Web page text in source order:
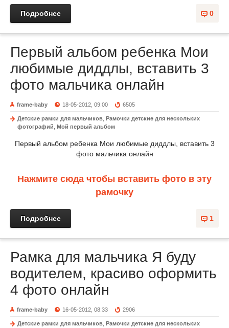
0
Подробнее
Первый альбом ребенка Мои
любимые диддлы, вставить 3
фото мальчика онлайн
frame-baby 18-05-2012, 09:00 6505
Детские рамки для мальчиков Рамочки детские для нескольких
фотографий Мой первый альбом
Первый альбом ребенка Мои любимые диддлы, вставить 3
фото мальчика онлайн
Нажмите сюда чтобы вставить фото в эту
рамочку
1
Подробнее
Рамка для мальчика Я буду
водителем, красиво оформить
4 фото онлайн
frame-baby 16-05-2012, 08:33 2906
Детские рамки для мальчиков Рамочки детские для нескольких